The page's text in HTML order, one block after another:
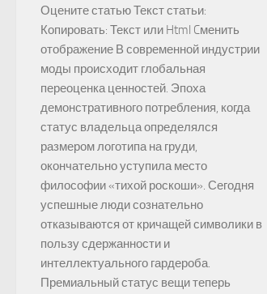
Оцените статью Текст статьи:
Копировать: Текст или Html Cменить
отображение В современной индустрии
моды происходит глобальная
переоценка ценностей. Эпоха
демонстративного потребления, когда
статус владельца определялся
размером логотипа на груди,
окончательно уступила место
философии «тихой роскоши». Сегодня
успешные люди сознательно
отказываются от кричащей символики в
пользу сдержанности и
интеллектуального гардероба.
Премиальный статус вещи теперь